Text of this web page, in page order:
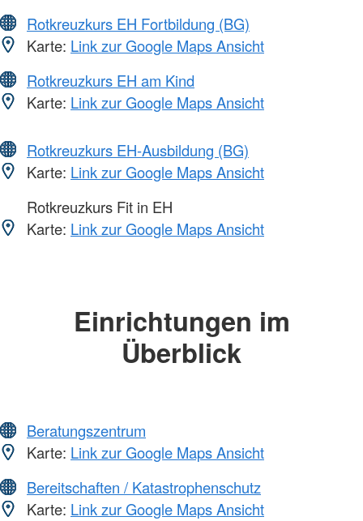
Rotkreuzkurs EH Fortbildung (BG)
Karte: Link zur Google Maps Ansicht
Rotkreuzkurs EH am Kind
Karte: Link zur Google Maps Ansicht
Rotkreuzkurs EH-Ausbildung (BG)
Karte: Link zur Google Maps Ansicht
Rotkreuzkurs Fit in EH
Karte: Link zur Google Maps Ansicht
Einrichtungen im
Überblick
Beratungszentrum
Karte: Link zur Google Maps Ansicht
Bereitschaften / Katastrophenschutz
Karte: Link zur Google Maps Ansicht